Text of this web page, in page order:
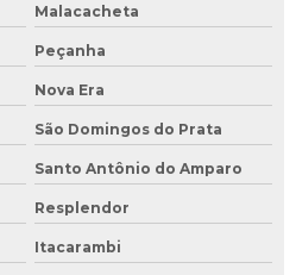
Malacacheta
Peçanha
Nova Era
São Domingos do Prata
Santo Antônio do Amparo
Resplendor
Itacarambi